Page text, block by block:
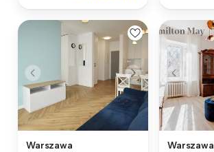
Warszawa Warszawa